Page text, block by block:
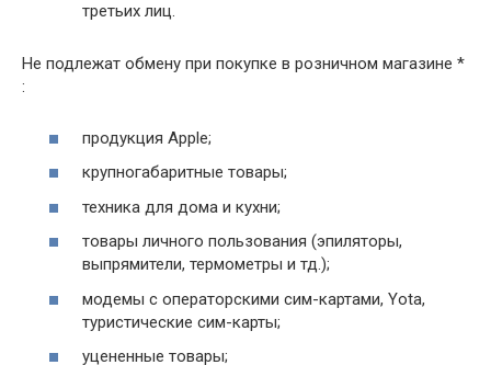
третьих лиц.
Не подлежат обмену при покупке в розничном магазине *
:
продукция Apple;
крупногабаритные товары;
техника для дома и кухни;
товары личного пользования (эпиляторы,
выпрямители, термометры и тд.);
модемы с операторскими сим-картами, Yota,
туристические сим-карты;
уцененные товары;